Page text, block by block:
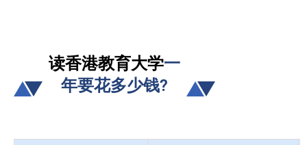
读香港教育大学一
年要花多少钱?